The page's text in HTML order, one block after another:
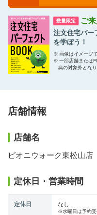
数量限定 ご
注文住宅パー
を学ぼう！
※ 画像はイメージ
※ 一部店舗または
典の対象外となり
店舗情報
店舗名
ピオニウォーク東松山店
定休日・営業時間
定休日 なし
※水曜日は予約受